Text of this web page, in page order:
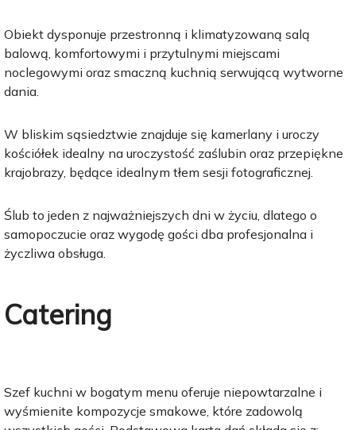
Obiekt dysponuje przestronną i klimatyzowaną salą
balową, komfortowymi i przytulnymi miejscami
noclegowymi oraz smaczną kuchnią serwującą wytworne
dania.
W bliskim sąsiedztwie znajduje się kamerlany i uroczy
kościółek idealny na uroczystość zaślubin oraz przepiękne
krajobrazy, będące idealnym tłem sesji fotograficznej.
Ślub to jeden z najważniejszych dni w życiu, dlatego o
samopoczucie oraz wygodę gości dba profesjonalna i
życzliwa obsługa.
Catering
Szef kuchni w bogatym menu oferuje niepowtarzalne i
wyśmienite kompozycje smakowe, które zadowolą